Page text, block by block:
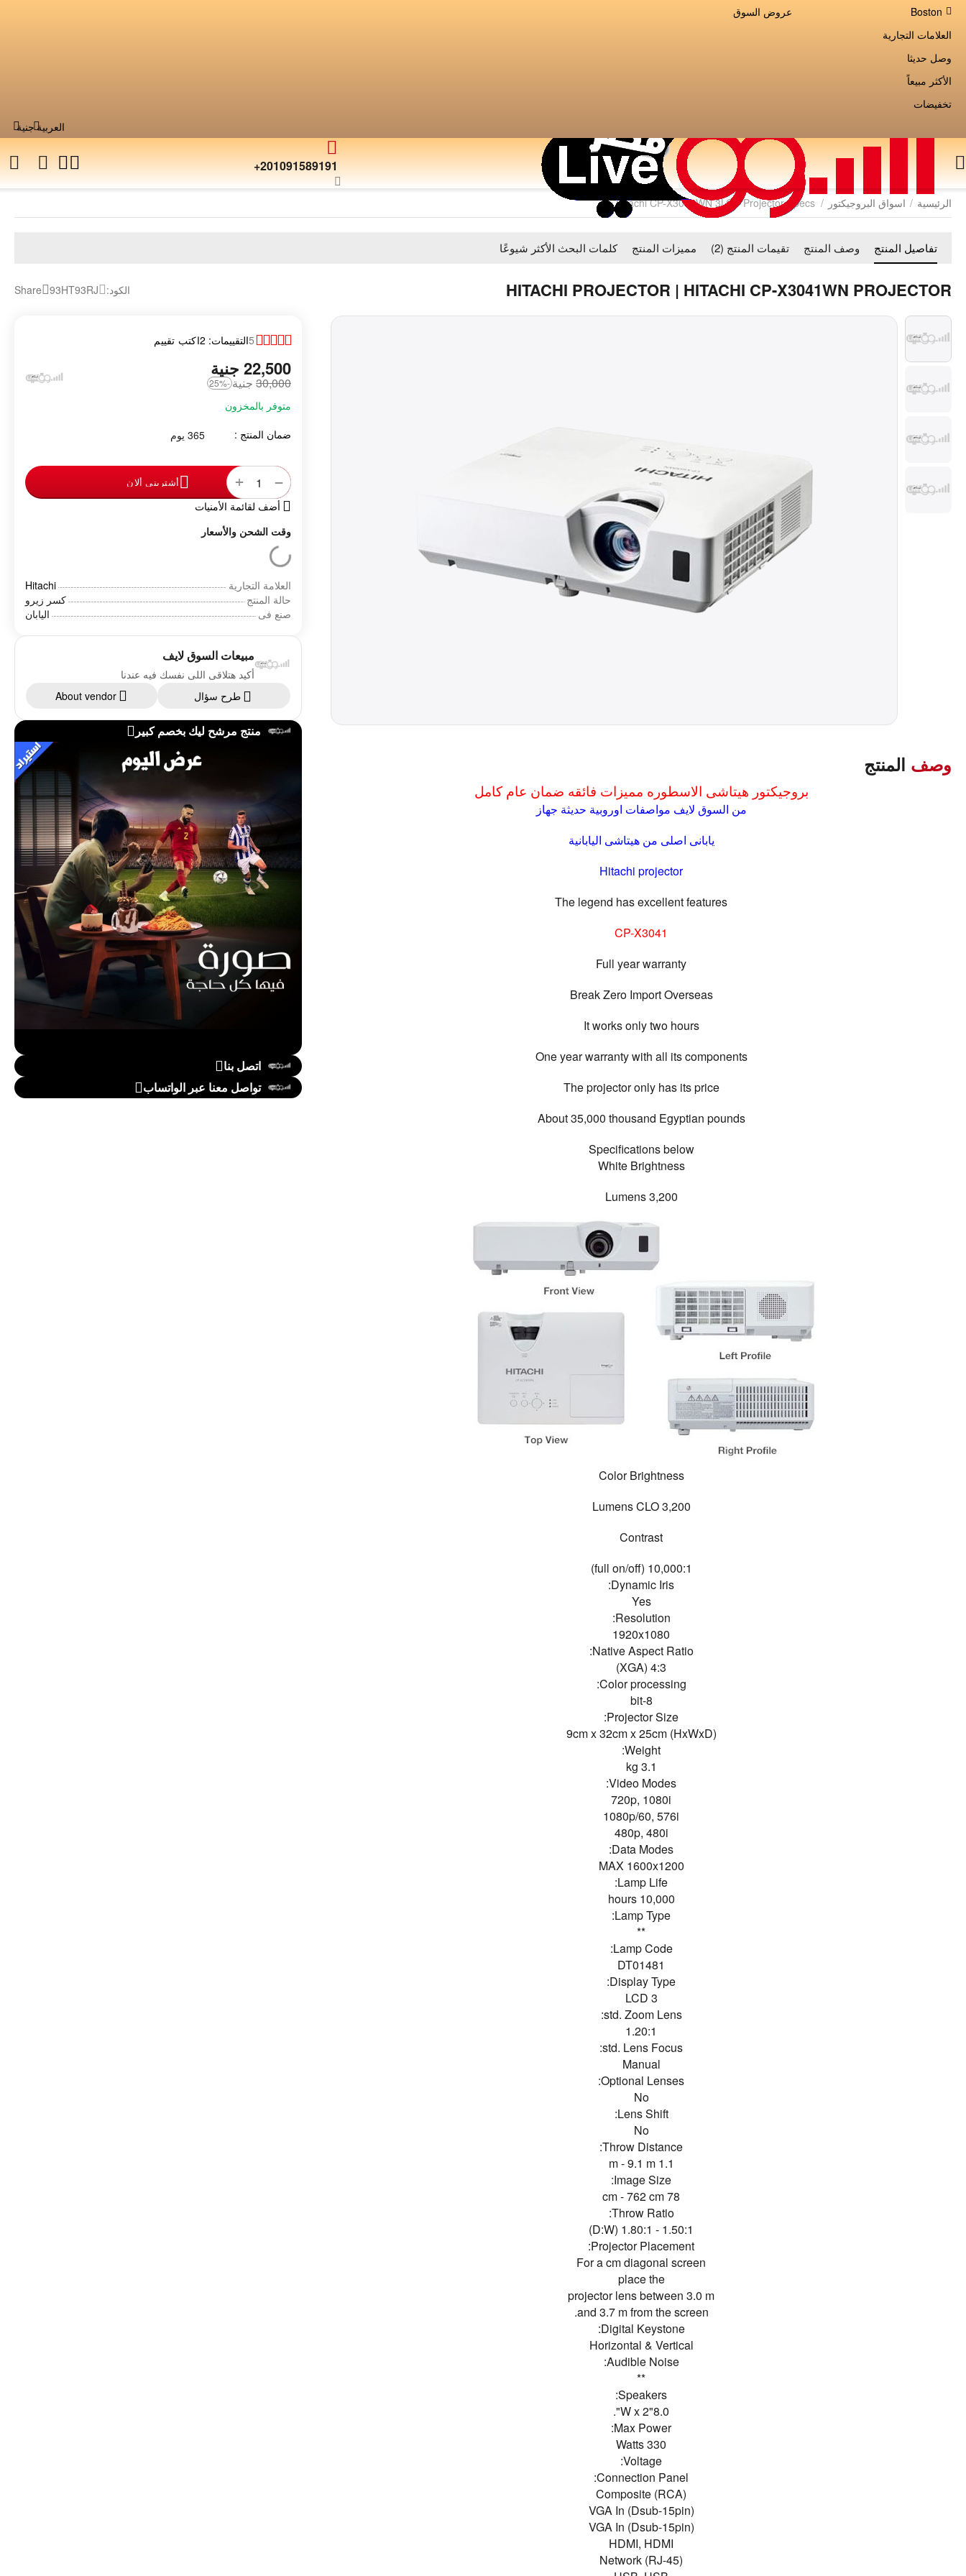
Boston
عروض السوق
العلامات التجارية
وصل حديثا
الأكثر مبيعاً
تخفيضات
جنيةالعربية
+201091589191
الرئيسية / اسواق البروجيكتور /
Hitachi CP-X3041WN 3LCD Projector Specs
تفاصيل المنتج وصف المنتج تقيمات المنتج (2) مميزات المنتج كلمات البحث اﻷكثر شيوعًا
HITACHI PROJECTOR | HITACHI CP-X3041WN PROJECTOR الكود: 93HT93RJ
Share
5التقييمات: 2 اكتب تقييم
جنية 22,500
جنية 30,000
-25%
متوفر بالمخزون
ضمان المنتج :
365 يوم
+ − أشترينى ألان
أضف لقائمة الأمنيات
وقت الشحن والأسعار
العلامة التجارية
Hitachi
حالة المنتج
كسر زيرو
صنع فى
اليابان
مبيعات السوق لايف
أكيد هتلاقى اللى نفسك فيه عندنا
طرح سؤال
About vendor
منتج مرشح ليك بخصم كبير
اتصل بنا
تواصل معنا عبر الواتساب
وصف المنتج
بروجيكتور هيتاشى الاسطوره مميزات فائقه ضمان عام كامل
من السوق لايف مواصفات اوروبية حديثة جهاز
يابانى اصلى من هيتاشى اليابانية
Hitachi projector
The legend has excellent features
CP-X3041
Full year warranty
Break Zero Import Overseas
It works only two hours
One year warranty with all its components
The projector only has its price
About 35,000 thousand Egyptian pounds
Specifications below
White Brightness
3,200 Lumens
Color Brightness
3,200 Lumens CLO
Contrast
10,000:1 (full on/off)
Dynamic Iris:
Yes
Resolution:
1920x1080
Native Aspect Ratio:
4:3 (XGA)
Color processing:
8-bit
Projector Size:
9cm x 32cm x 25cm (HxWxD)
Weight:
3.1 kg
Video Modes:
720p, 1080i
1080p/60, 576i
480p, 480i
Data Modes:
MAX 1600x1200
Lamp Life:
10,000 hours
Lamp Type:
**
Lamp Code:
DT01481
Display Type:
3 LCD
std. Zoom Lens:
1.20:1
std. Lens Focus:
Manual
Optional Lenses:
No
Lens Shift:
No
Throw Distance:
1.1 m - 9.1 m
Image Size:
78 cm - 762 cm
Throw Ratio:
1.50:1 - 1.80:1 (D:W)
Projector Placement:
For a cm diagonal screen
place the
projector lens between 3.0 m
and 3.7 m from the screen.
Digital Keystone:
Horizontal & Vertical
Audible Noise:
**
Speakers:
8.0"W x 2".
Max Power:
330 Watts
Voltage:
Connection Panel:
Composite (RCA)
VGA In (Dsub-15pin)
VGA In (Dsub-15pin)
HDMI, HDMI
Network (RJ-45)